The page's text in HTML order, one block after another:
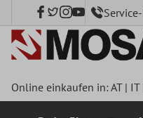
springen
Online einkaufen in:AT| IT